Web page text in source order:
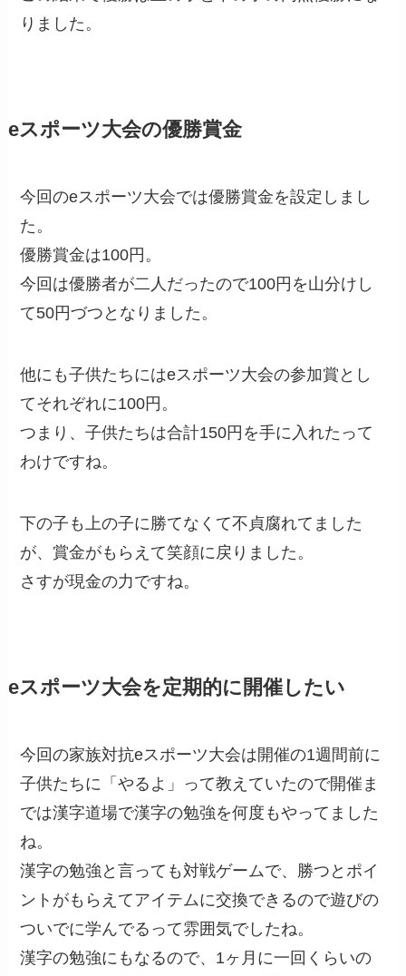
りました。
eスポーツ大会の優勝賞金
今回のeスポーツ大会では優勝賞金を設定しまし
た。
優勝賞金は100円。
今回は優勝者が二人だったので100円を山分けし
て50円づつとなりました。
他にも子供たちにはeスポーツ大会の参加賞とし
てそれぞれに100円。
つまり、子供たちは合計150円を手に入れたって
わけですね。
下の子も上の子に勝てなくて不貞腐れてました
が、賞金がもらえて笑顔に戻りました。
さすが現金の力ですね。
eスポーツ大会を定期的に開催したい
今回の家族対抗eスポーツ大会は開催の1週間前に
子供たちに「やるよ」って教えていたので開催ま
では漢字道場で漢字の勉強を何度もやってました
ね。
漢字の勉強と言っても対戦ゲームで、勝つとポイ
ントがもらえてアイテムに交換できるので遊びの
ついでに学んでるって雰囲気でしたね。
漢字の勉強にもなるので、1ヶ月に一回くらいの